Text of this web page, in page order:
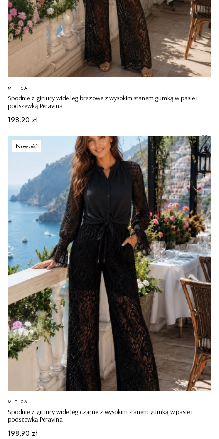
Spodnie z gipiury wide leg brązowe z wysokim stanem gumką w pasie i
podszewką Peravina
PRODUCENT
MITICA
Cena
198,90 zł
Nowość
Spodnie z gipiury wide leg czarne z wysokim stanem gumką w pasie i
podszewką Peravina
PRODUCENT
MITICA
Cena
198,90 zł